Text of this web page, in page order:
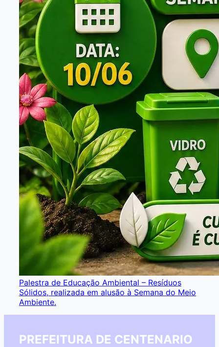
Palestra de Educação Ambiental – Resíduos
Sólidos, realizada em alusão à Semana do Meio
Ambiente.
PREFEITURA DE CENTENARIO